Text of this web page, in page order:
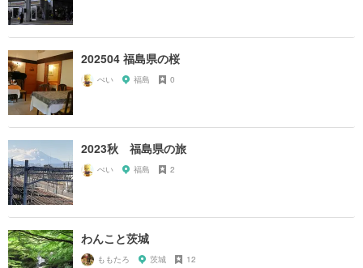
202504 福島県の桜
ぺい 福島 0
2023秋 福島県の旅
ぺい 福島 2
わんこと茨城
ももたろ 茨城 12